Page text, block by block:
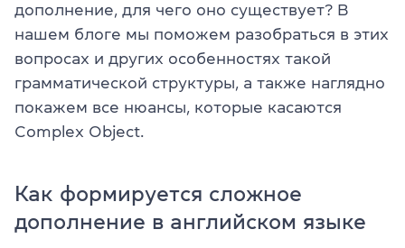
дополнение, для чего оно существует? В
нашем блоге мы поможем разобраться в этих
вопросах и других особенностях такой
грамматической структуры, а также наглядно
покажем все нюансы, которые касаются
Complex Object.
Как формируется сложное
дополнение в английском языке